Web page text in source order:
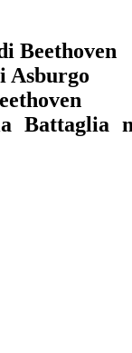
Beethoven
Asburgo
Battaglia